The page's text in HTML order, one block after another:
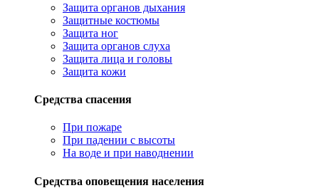
Защита органов дыхания
Защитные костюмы
Защита ног
Защита органов слуха
Защита лица и головы
Защита кожи
Средства спасения
При пожаре
При падении с высоты
На воде и при наводнении
Средства оповещения населения